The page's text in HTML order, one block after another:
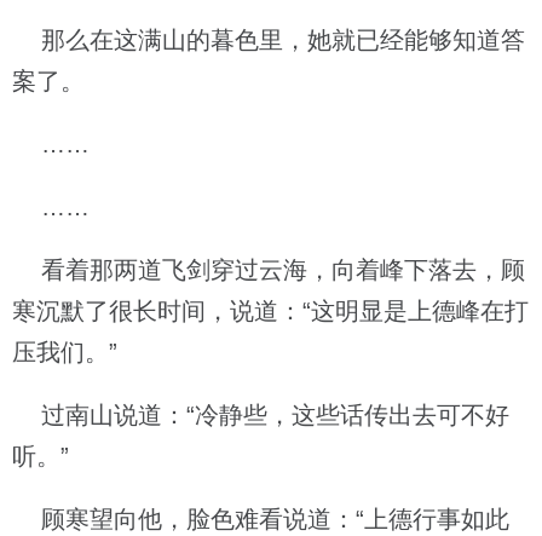
那么在这满山的暮色里，她就已经能够知道答
案了。
……
……
看着那两道飞剑穿过云海，向着峰下落去，顾
寒沉默了很长时间，说道：“这明显是上德峰在打
压我们。”
过南山说道：“冷静些，这些话传出去可不好
听。”
顾寒望向他，脸色难看说道：“上德行事如此